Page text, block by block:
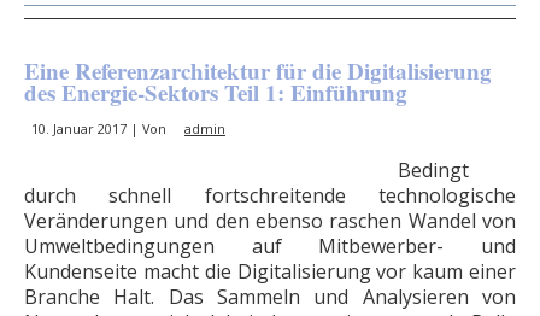
Eine Referenzarchitektur für die Digitalisierung
des Energie-Sektors Teil 1: Einführung
10. Januar 2017 | Von admin
Bedingt
durch schnell fortschreitende technologische
Veränderungen und den ebenso raschen Wandel von
Umweltbedingungen auf Mitbewerber- und
Kundenseite macht die Digitalisierung vor kaum einer
Branche Halt. Das Sammeln und Analysieren von